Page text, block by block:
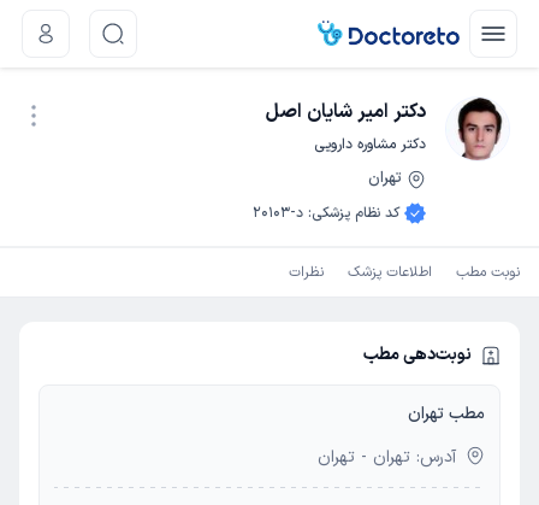
دکتر امیر شایان اصل
دکتر مشاوره دارویی
تهران
کد نظام پزشکی: د-20103
نوبت مطب اطلاعات پزشک نظرات
نوبت‌دهی مطب
مطب تهران
آدرس: تهران - تهران